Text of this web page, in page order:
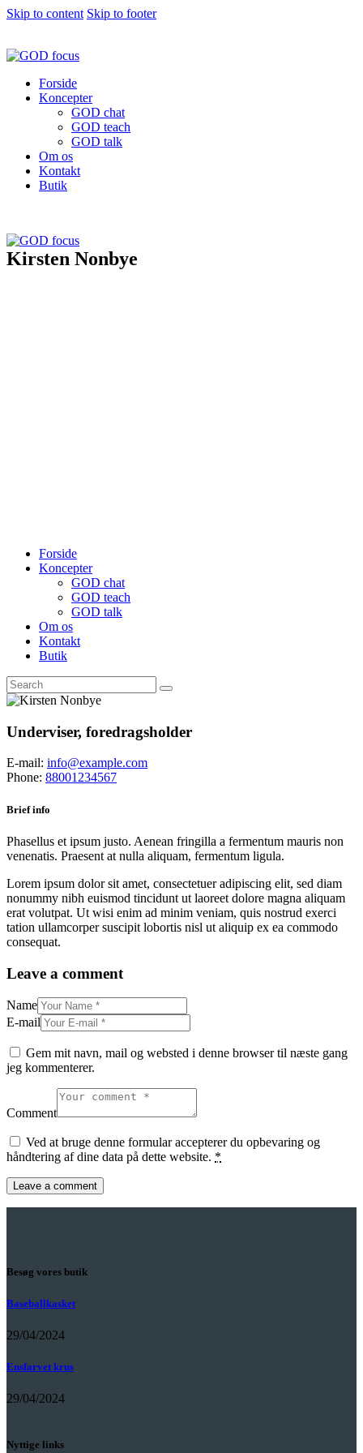
Skip to content Skip to footer
Forside
Koncepter
GOD chat
GOD teach
GOD talk
Om os
Kontakt
Butik
Kirsten Nonbye
Forside
Koncepter
GOD chat
GOD teach
GOD talk
Om os
Kontakt
Butik
Underviser, foredragsholder
E-mail: info@example.com
Phone: 88001234567
Brief info
Phasellus et ipsum justo. Aenean fringilla a fermentum mauris non
venenatis. Praesent at nulla aliquam, fermentum ligula.
Lorem ipsum dolor sit amet, consectetuer adipiscing elit, sed diam
nonummy nibh euismod tincidunt ut laoreet dolore magna aliquam
erat volutpat. Ut wisi enim ad minim veniam, quis nostrud exerci
tation ullamcorper suscipit lobortis nisl ut aliquip ex ea commodo
consequat.
Leave a comment
Name
E-mail
Gem mit navn, mail og websted i denne browser til næste gang
jeg kommenterer.
Comment
Ved at bruge denne formular accepterer du opbevaring og
håndtering af dine data på dette website. *
Besøg vores butik
Baseballkasket
29/04/2024
Ensfarvet krus
29/04/2024
Nyttige links